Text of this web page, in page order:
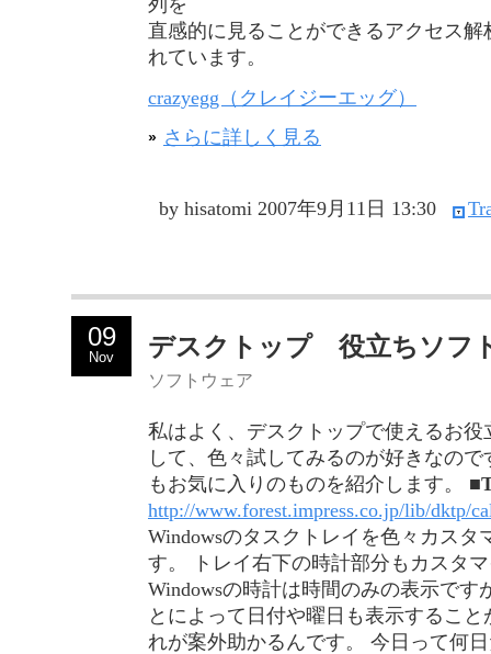
直感的に見ることができるアクセス
れています。
crazyegg（クレイジーエッグ）
さらに詳しく見る
by hisatomi 2007年9月11日 13:30
09
Nov デスクトップ 役立ちソフ
ソフトウェア
私はよく、デスクトップで使えるお
して、色々試してみるのが好きなの
もお気に入りのものを紹介します。
http://www.forest.impress.co.jp/lib/dktp/
Windowsのタスクトレイを色々カスタ
す。 トレイ右下の時計部分もカスタ
Windowsの時計は時間のみの表示です
とによって日付や曜日も表示するこ
れが案外助かるんです。 今日って何